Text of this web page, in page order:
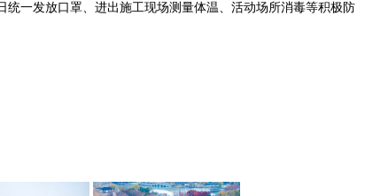
一发放口罩、进出施工现场测量体温、活动场所消毒等积极防